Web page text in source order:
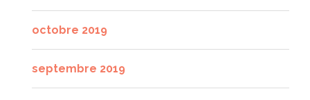
octobre 2019
septembre 2019